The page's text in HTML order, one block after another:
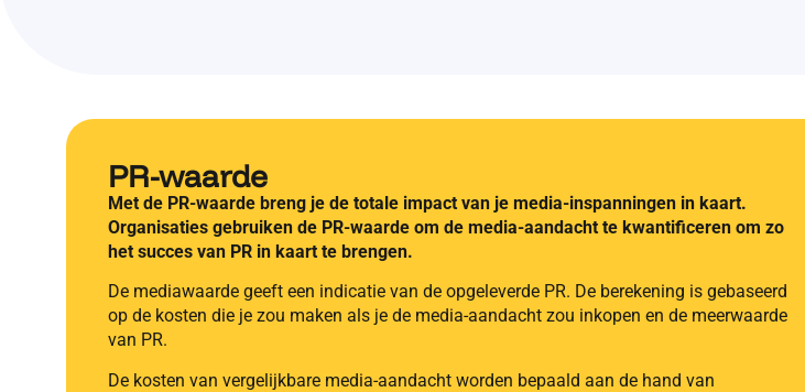
PR-waarde
Met de PR-waarde breng je de totale impact van je media-inspanningen in kaart.
Organisaties gebruiken de PR-waarde om de media-aandacht te kwantificeren om zo
het succes van PR in kaart te brengen.
De mediawaarde geeft een indicatie van de opgeleverde PR. De berekening is gebaseerd
op de kosten die je zou maken als je de media-aandacht zou inkopen en de meerwaarde
van PR.
De kosten van vergelijkbare media-aandacht worden bepaald aan de hand van